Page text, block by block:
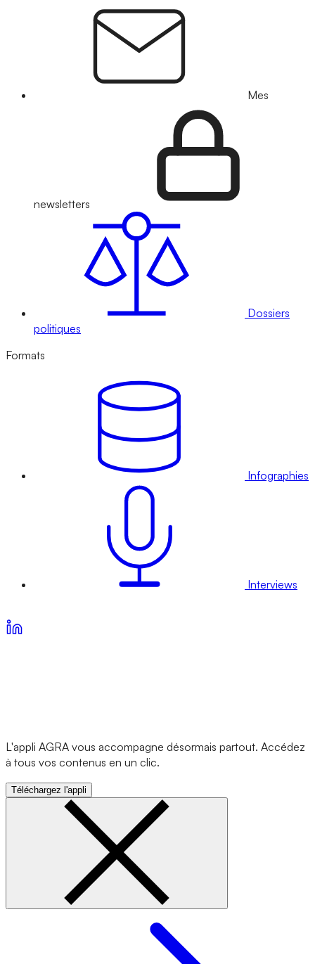
Mes
newsletters
Dossiers
politiques
Formats
Infographies
Interviews
L'appli AGRA vous accompagne désormais partout. Accédez
à tous vos contenus en un clic.
Téléchargez l'appli